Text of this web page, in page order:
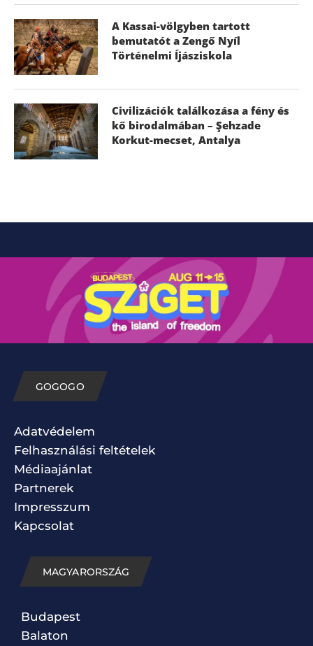
A Kassai-völgyben tartott
bemutatót a Zengő Nyíl
Történelmi Íjásziskola
Civilizációk találkozása a fény és
kő birodalmában – Şehzade
Korkut-mecset, Antalya
GOGOGO
Adatvédelem
Felhasználási feltételek
Médiaajánlat
Partnerek
Impresszum
Kapcsolat
MAGYARORSZÁG
Budapest
Balaton